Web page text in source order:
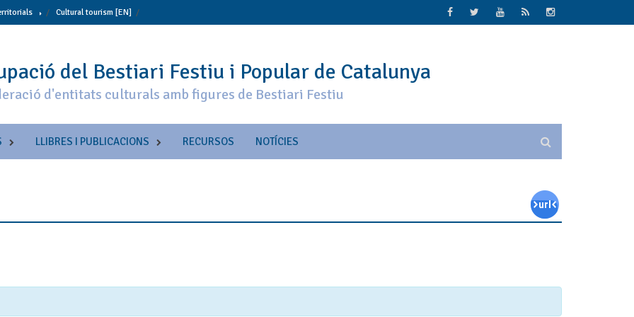
Cultural tourism [EN]
del Bestiari Festiu i Popular de Catalunya
d'entitats culturals amb figures de Bestiari Festiu
LLIBRES I PUBLICACIONS RECURSOS NOTÍCIES